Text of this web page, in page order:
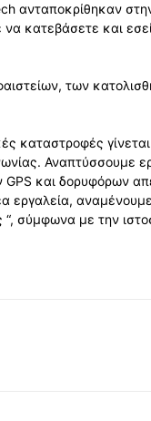
ανταποκρίθηκαν
κατεβάσετε και
των
καταστροφές γίνεται
Αναπτύσσουμε
και δορυφόρων
εργαλεία,
σύμφωνα με την